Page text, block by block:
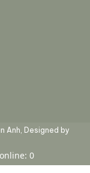
Anh, Designed by
0